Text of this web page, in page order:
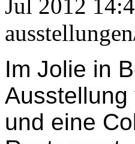
Jul 2012
Im Jolie in
und eine